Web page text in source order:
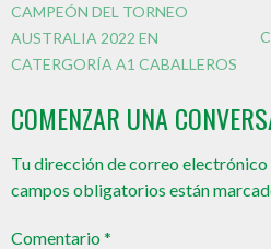
CAMPEÓN DEL TORNEO
AUSTRALIA 2022 EN
CATERGORÍA A1 CABALLEROS
COMENZAR UNA
Tu dirección de correo electrónico
campos obligatorios están
Comentario*